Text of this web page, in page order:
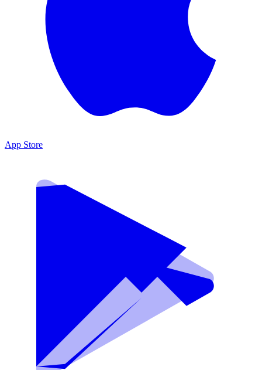
App Store